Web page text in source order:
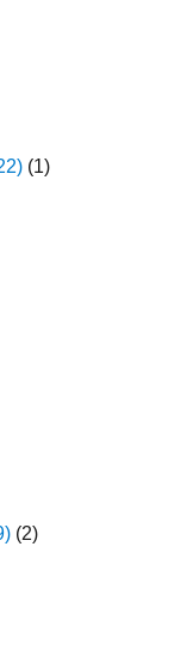
(1)
(2)